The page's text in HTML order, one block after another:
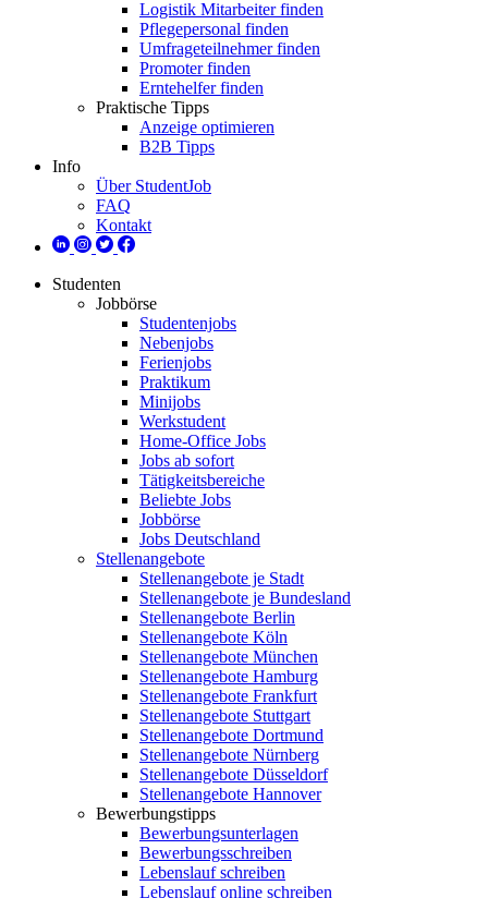
Logistik Mitarbeiter finden
Pflegepersonal finden
Umfrageteilnehmer finden
Promoter finden
Erntehelfer finden
Praktische Tipps
Anzeige optimieren
B2B Tipps
Info
Über StudentJob
FAQ
Kontakt
Studenten
Jobbörse
Studentenjobs
Nebenjobs
Ferienjobs
Praktikum
Minijobs
Werkstudent
Home-Office Jobs
Jobs ab sofort
Tätigkeitsbereiche
Beliebte Jobs
Jobbörse
Jobs Deutschland
Stellenangebote
Stellenangebote je Stadt
Stellenangebote je Bundesland
Stellenangebote Berlin
Stellenangebote Köln
Stellenangebote München
Stellenangebote Hamburg
Stellenangebote Frankfurt
Stellenangebote Stuttgart
Stellenangebote Dortmund
Stellenangebote Nürnberg
Stellenangebote Düsseldorf
Stellenangebote Hannover
Bewerbungstipps
Bewerbungsunterlagen
Bewerbungsschreiben
Lebenslauf schreiben
Lebenslauf online schreiben